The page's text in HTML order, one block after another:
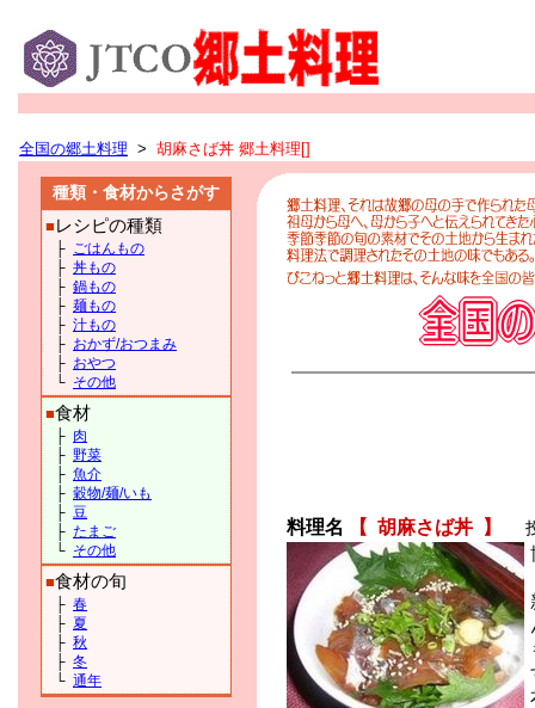
全国の郷土料理 > 胡麻さば丼 郷土料理[]
種類・食材からさがす
■ レシピの種類
├ ごはんもの
├ 丼もの
├ 鍋もの
├ 麺もの
├ 汁もの
├ おかず/おつまみ
├ おやつ
└ その他
■食材
├ 肉
├ 野菜
├ 魚介
├ 穀物/麺/いも
├ 豆
├ たまご
└ その他
■食材の旬
├ 春
├ 夏
├ 秋
├ 冬
└ 通年
料理名 【 胡麻さば丼 】